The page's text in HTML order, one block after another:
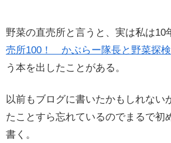
野菜の直売所と言うと、実は私は10
売所100！ かぶらー隊長と野菜探検
う本を出したことがある。
以前もブログに書いたかもしれない
たことすら忘れているのでまるで初
書く。